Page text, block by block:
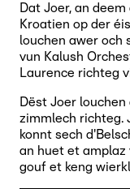
Dat Joer, an
Kroatien op der
louchen awer och
vun Kalush
Laurence richteg
Dëst Joer
zimmlech richteg.
konnt sech
an huet et amplaz
gouf et keng